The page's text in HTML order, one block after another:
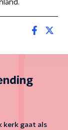
kerk gaat als